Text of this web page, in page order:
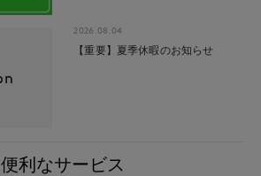
2026.08.04
【重要】夏季休暇のお知らせ
便利なサービス